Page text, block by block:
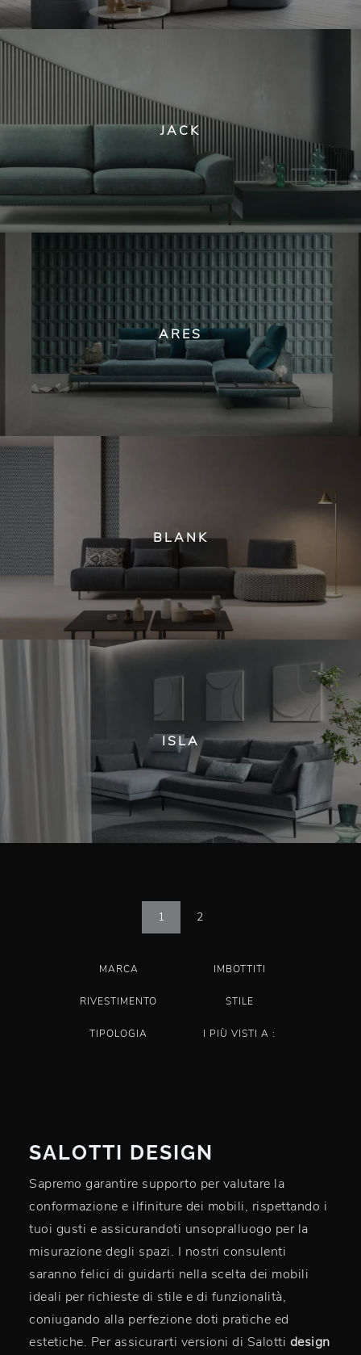
JACK
ARES
BLANK
ISLA
1 2
MARCA IMBOTTITI
RIVESTIMENTO STILE
TIPOLOGIA I PIÙ VISTI A :
SALOTTI DESIGN
Sapremo garantire supporto per valutare la
conformazione e ilfiniture dei mobili, rispettando i
tuoi gusti e assicurandoti unsopralluogo per la
misurazione degli spazi. I nostri consulenti
saranno felici di guidarti nella scelta dei mobili
ideali per richieste di stile e di funzionalità,
coniugando alla perfezione doti pratiche ed
estetiche. Per assicurarti versioni di Salotti design